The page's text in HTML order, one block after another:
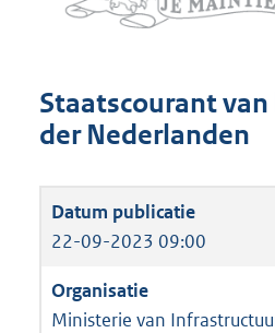
Staatscourant
der Nederlanden
22-09-2023 09:00
Ministerie van